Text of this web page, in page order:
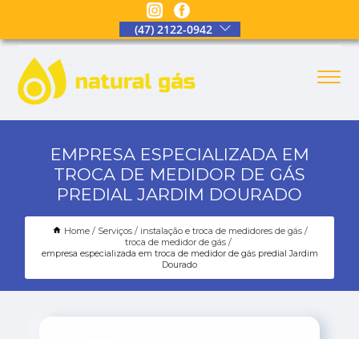
(47) 2122-0942
EMPRESA ESPECIALIZADA EM
TROCA DE MEDIDOR DE GÁS
PREDIAL JARDIM DOURADO
Home Serviços
instalação e troca de medidores de gás
troca de medidor de gás
empresa especializada em troca de medidor de gás predial Jardim
Dourado